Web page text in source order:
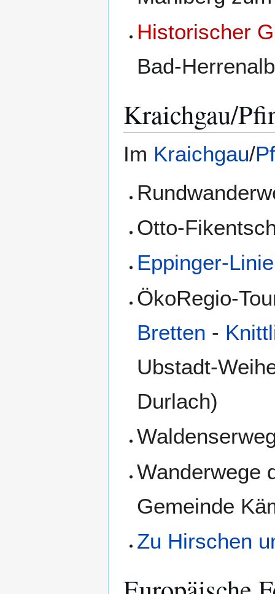
Historischer
Bad-
Kraichgau/
Im Kraichgau/
Otto-
Eppinger-
ÖkoRegio-
Bretten -
Ubstadt-
Durlach)
Wanderwege
Gemeinde
Zu Hirschen